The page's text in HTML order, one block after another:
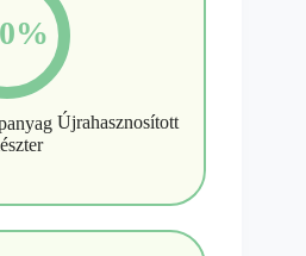
Újrahasznosított